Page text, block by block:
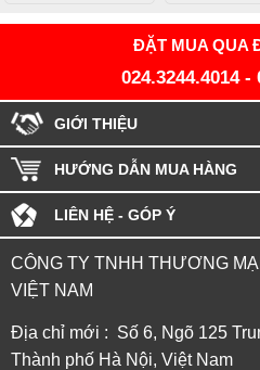
ĐẶT MUA QUA
024.3244.4014-
GIỚI THIỆU
HƯỚNG DẪN MUA HÀNG
LIÊN HỆ - GÓP Ý
CÔNG TY TNHH THƯƠNG
VIỆT NAM
Địa chỉ mới : Số 6, Ngõ 125
Thành phố Hà Nội, Việt Nam